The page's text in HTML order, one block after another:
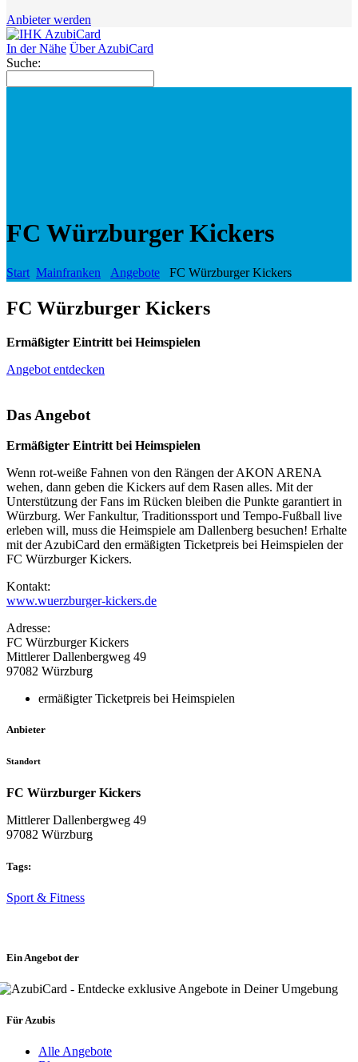
Anbieter werden
In der Nähe Über AzubiCard
Suche:
FC Würzburger Kickers
Start Mainfranken Angebote FC Würzburger Kickers
FC Würzburger Kickers
Ermäßigter Eintritt bei Heimspielen
Angebot entdecken
Das Angebot
Ermäßigter Eintritt bei Heimspielen
Wenn rot-weiße Fahnen von den Rängen der AKON ARENA
wehen, dann geben die Kickers auf dem Rasen alles. Mit der
Unterstützung der Fans im Rücken bleiben die Punkte garantiert in
Würzburg. Wer Fankultur, Traditionssport und Tempo-Fußball live
erleben will, muss die Heimspiele am Dallenberg besuchen! Erhalte
mit der AzubiCard den ermäßigten Ticketpreis bei Heimspielen der
FC Würzburger Kickers.
Kontakt:
www.wuerzburger-kickers.de
Adresse:
FC Würzburger Kickers
Mittlerer Dallenbergweg 49
97082 Würzburg
ermäßigter Ticketpreis bei Heimspielen
Anbieter
Standort
FC Würzburger Kickers
Mittlerer Dallenbergweg 49
97082 Würzburg
Tags:
Sport & Fitness
Ein Angebot der
Für Azubis
Alle Angebote